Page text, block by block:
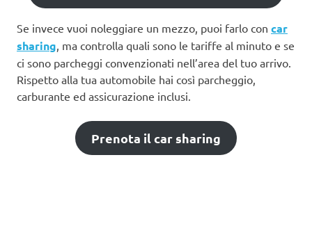
Se invece vuoi noleggiare un mezzo, puoi farlo con car
sharing, ma controlla quali sono le tariffe al minuto e se
ci sono parcheggi convenzionati nell’area del tuo arrivo.
Rispetto alla tua automobile hai così parcheggio,
carburante ed assicurazione inclusi.
Prenota il car sharing